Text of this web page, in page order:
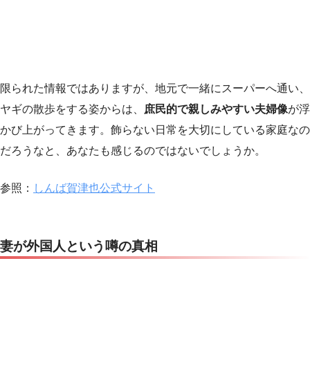
限られた情報ではありますが、地元で一緒にスーパーへ通い、
ヤギの散歩をする姿からは、
庶民的で親しみやすい夫婦像が浮
かび上がってきます。飾らない日常を大切にしている家庭なの
だろうなと、あなたも感じるのではないでしょうか。
参照： しんば賀津也公式サイト
妻が外国人という噂の真相